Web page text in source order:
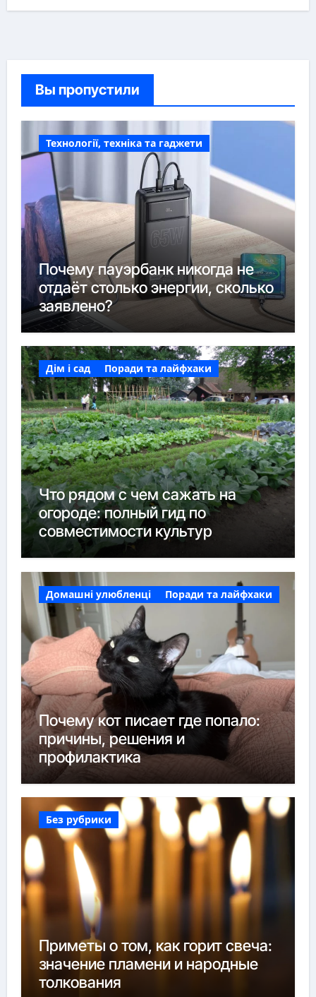
Вы пропустили
Технології, техніка та гаджети
Почему пауэрбанк никогда не
отдаёт столько энергии, сколько
заявлено?
Дім і сад Поради та лайфхаки
Что рядом с чем сажать на
огороде: полный гид по
совместимости культур
Домашні улюбленці Поради та лайфхаки
Почему кот писает где попало:
причины, решения и
профилактика
Без рубрики
Приметы о том, как горит свеча:
значение пламени и народные
толкования